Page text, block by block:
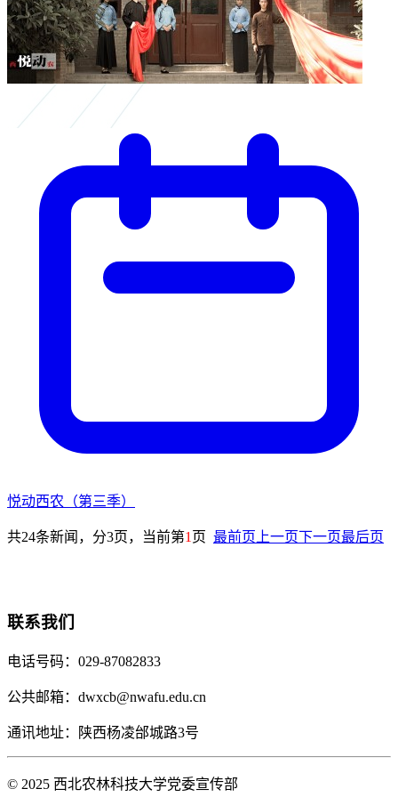
悦动西农（第三季）
共24条新闻，分3页，当前第1 页 最前页 上一页下一页最后页
联系我们
电话号码：029-87082833
公共邮箱：dwxcb@nwafu.edu.cn
通讯地址：陕西杨凌邰城路3号
© 2025 西北农林科技大学党委宣传部